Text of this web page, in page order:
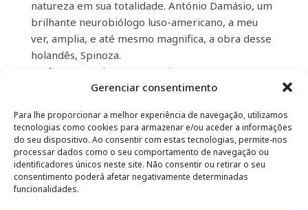
Gerenciar consentimento
Para lhe proporcionar a melhor experiência de navegação, utilizamos
tecnologias como cookies para armazenar e/ou aceder a informações
do seu dispositivo. Ao consentir com estas tecnologias, permite-nos
processar dados como o seu comportamento de navegação ou
identificadores únicos neste site. Não consentir ou retirar o seu
consentimento poderá afetar negativamente determinadas
funcionalidades.
natureza em sua totalidade. António Damásio, um
brilhante neurobiólogo luso-americano, a meu
ver, amplia, e até mesmo magnifica, a obra desse
holandês, Spinoza.
De fato, "As Palavras e as Coisas" e sua versão
simplificada, "Sentir e Saber", iluminam muitas
desse estudioso americano, aprofundando-as
consideravelmente. Em particular, as noções de
percepção e afetos e os efeitos que eles induzem,
as emoções em primeiro lugar, e a memorização
sedimentada dos afetos que são sentimentos.